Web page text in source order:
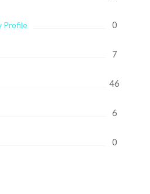
Profile 0
7
46
6
0